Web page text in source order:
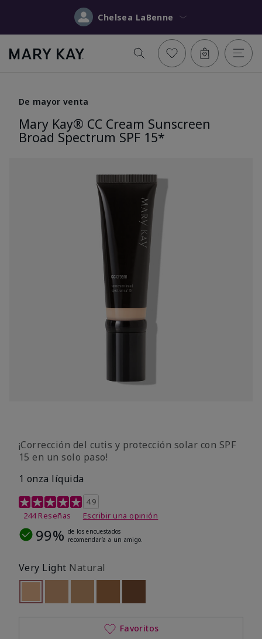
Chelsea LaBenne
De mayor venta
Mary Kay® CC Cream Sunscreen
Broad Spectrum SPF 15*
¡Corrección del cutis y protección solar con SPF
15 en un solo paso!
1 onza líquida
Calificación de clientes de 3,7 de 5
4.9
244 Reseñas
Escribir una opinión
99% de los encuestados
recomendaría a un amigo.
Very Light Natural
seleccionado
Out of stock
Favoritos